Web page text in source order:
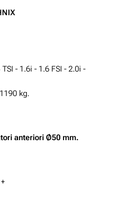
- 1.6i - 1.6 FSI - 2.0i -
kg.
anteriori Ø50 mm.